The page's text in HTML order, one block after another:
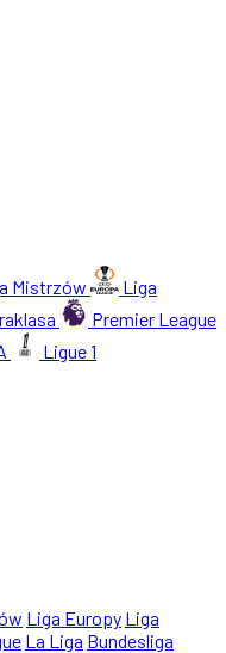
Mistrzów
Liga
Premier League
Ligue 1
Liga Europy Liga
La Liga Bundesliga